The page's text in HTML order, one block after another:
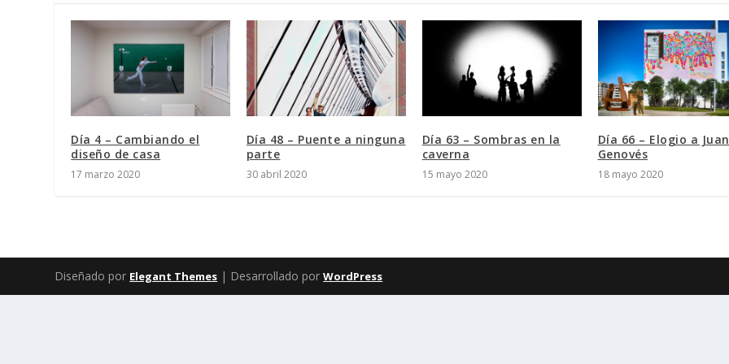
Día 4 – Cambiando el
diseño de casa
17 marzo 2020
Día 48 – Puente a ninguna
parte
30 abril 2020
Día 63 – Sombras en la
caverna
15 mayo 2020
Día 66 – Elogio a Juan
Genovés
18 mayo 2020
Diseñado por Elegant Themes | Desarrollado porWordPress